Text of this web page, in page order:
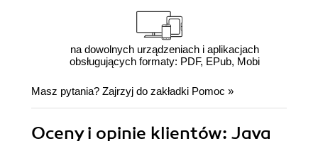
na dowolnych urządzeniach i aplikacjach
obsługujących formaty: PDF, EPub, Mobi
Masz pytania? Zajrzyj do zakładki Pomoc »
Oceny i opinie klientów: Java